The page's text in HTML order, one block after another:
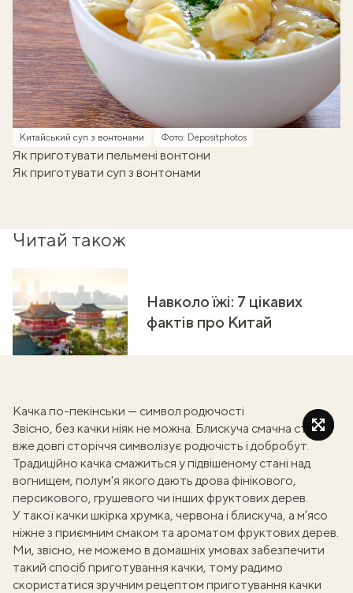
Китайський суп з вонтонами Фото: Depositphotos
Як приготувати пельмені вонтони
Як приготувати суп з вонтонами
Читай також
Навколо їжі: 7 цікавих
фактів про Китай
Качка по-пекінськи — символ родючості
Звісно, без качки ніяк не можна. Блискуча смачна страва
вже довгі сторіччя символізує родючість і добробут.
Традиційно качка смажиться у підвішеному стані над
вогнищем, полум'я якого дають дрова фінікового,
персикового, грушевого чи інших фруктових дерев.
У такої качки шкірка хрумка, червона і блискуча, а м’ясо
ніжне з приємним смаком та ароматом фруктових дерев.
Ми, звісно, не можемо в домашніх умовах забезпечити
такий спосіб приготування качки, тому радимо
скористатися зручним рецептом приготування качки